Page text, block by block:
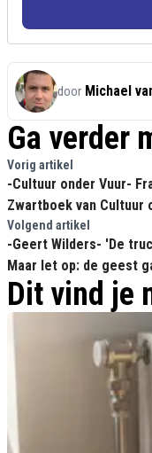
door Michael
Ga verder
Vorig artikel
-Cultuur onder Vuur-
Zwartboek van Cultuur
energielekkend huis'
Volgend artikel
-Geert Wilders- 'De
Maar let op: de geest
Dit vind je